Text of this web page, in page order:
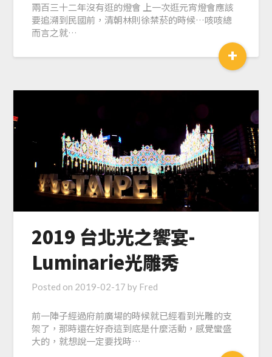
兩百三十二年沒有逛的燈會 上一次逛元宵燈會應該
要追溯到民國前，清朝林則徐禁菸的時候…咳咳總
而言之就…
+
2019 台北光之饗宴-
Luminarie光雕秀
Posted on 2019-02-17 by Fred
前一陣子經過府前廣場的時候就已經看到光雕的支
架了，那時還在好奇這到底是什麼活動，感覺蠻盛
大的，就想說一定要找時…